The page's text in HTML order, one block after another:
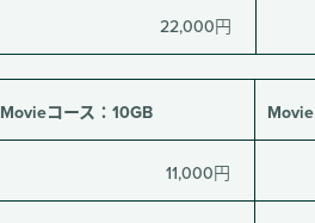
22,000円
Movieコース：10GB
11,000円